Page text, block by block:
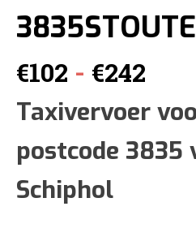
€102 - €242
€102
tot
Taxivervoer
postcode 3835
Schiphol